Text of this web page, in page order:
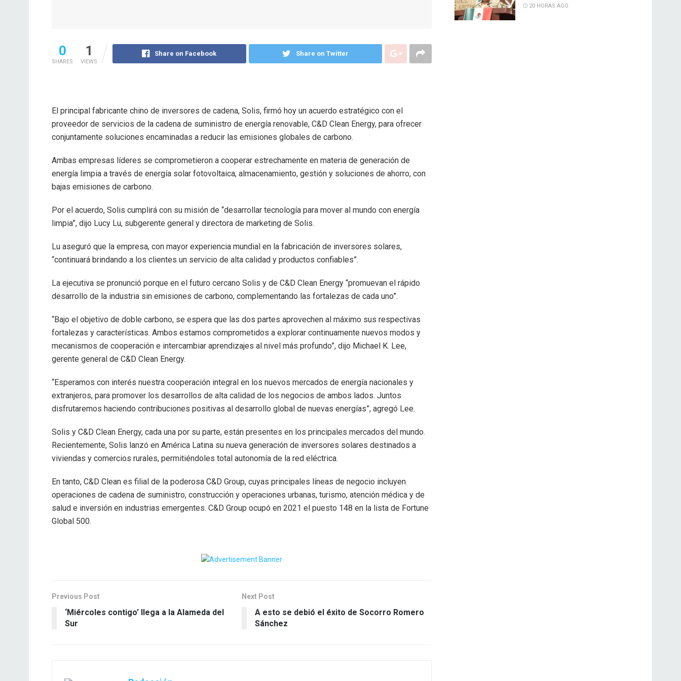
0
SHARES
1
VIEWS
Share on Facebook Share on Twitter
El principal fabricante chino de inversores de cadena, Solis, firmó hoy un acuerdo estratégico con el
proveedor de servicios de la cadena de suministro de energía renovable, C&D Clean Energy, para ofrecer
conjuntamente soluciones encaminadas a reducir las emisiones globales de carbono.
Ambas empresas líderes se comprometieron a cooperar estrechamente en materia de generación de
energía limpia a través de energía solar fotovoltaica, almacenamiento, gestión y soluciones de ahorro, con
bajas emisiones de carbono.
Por el acuerdo, Solis cumplirá con su misión de “desarrollar tecnología para mover al mundo con energía
limpia”, dijo Lucy Lu, subgerente general y directora de marketing de Solis.
Lu aseguró que la empresa, con mayor experiencia mundial en la fabricación de inversores solares,
“continuará brindando a los clientes un servicio de alta calidad y productos confiables”.
La ejecutiva se pronunció porque en el futuro cercano Solis y de C&D Clean Energy “promuevan el rápido
desarrollo de la industria sin emisiones de carbono, complementando las fortalezas de cada uno”.
“Bajo el objetivo de doble carbono, se espera que las dos partes aprovechen al máximo sus respectivas
fortalezas y características. Ambos estamos comprometidos a explorar continuamente nuevos modos y
mecanismos de cooperación e intercambiar aprendizajes al nivel más profundo”, dijo Michael K. Lee,
gerente general de C&D Clean Energy.
“Esperamos con interés nuestra cooperación integral en los nuevos mercados de energía nacionales y
extranjeros, para promover los desarrollos de alta calidad de los negocios de ambos lados. Juntos
disfrutaremos haciendo contribuciones positivas al desarrollo global de nuevas energías”, agregó Lee.
Solis y C&D Clean Energy, cada una por su parte, están presentes en los principales mercados del mundo.
Recientemente, Solis lanzó en América Latina su nueva generación de inversores solares destinados a
viviendas y comercios rurales, permitiéndoles total autonomía de la red eléctrica.
En tanto, C&D Clean es filial de la poderosa C&D Group, cuyas principales líneas de negocio incluyen
operaciones de cadena de suministro, construcción y operaciones urbanas, turismo, atención médica y de
salud e inversión en industrias emergentes. C&D Group ocupó en 2021 el puesto 148 en la lista de Fortune
Global 500.
Previous Post
‘Miércoles contigo’ llega a la Alameda del
Sur
Next Post
A esto se debió el éxito de Socorro Romero
Sánchez
20 HORAS AGO